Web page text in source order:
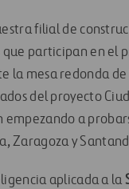
filial de
que participan en el
la mesa redonda
del proyecto
empezando a
Zaragoza y
aplicada a la